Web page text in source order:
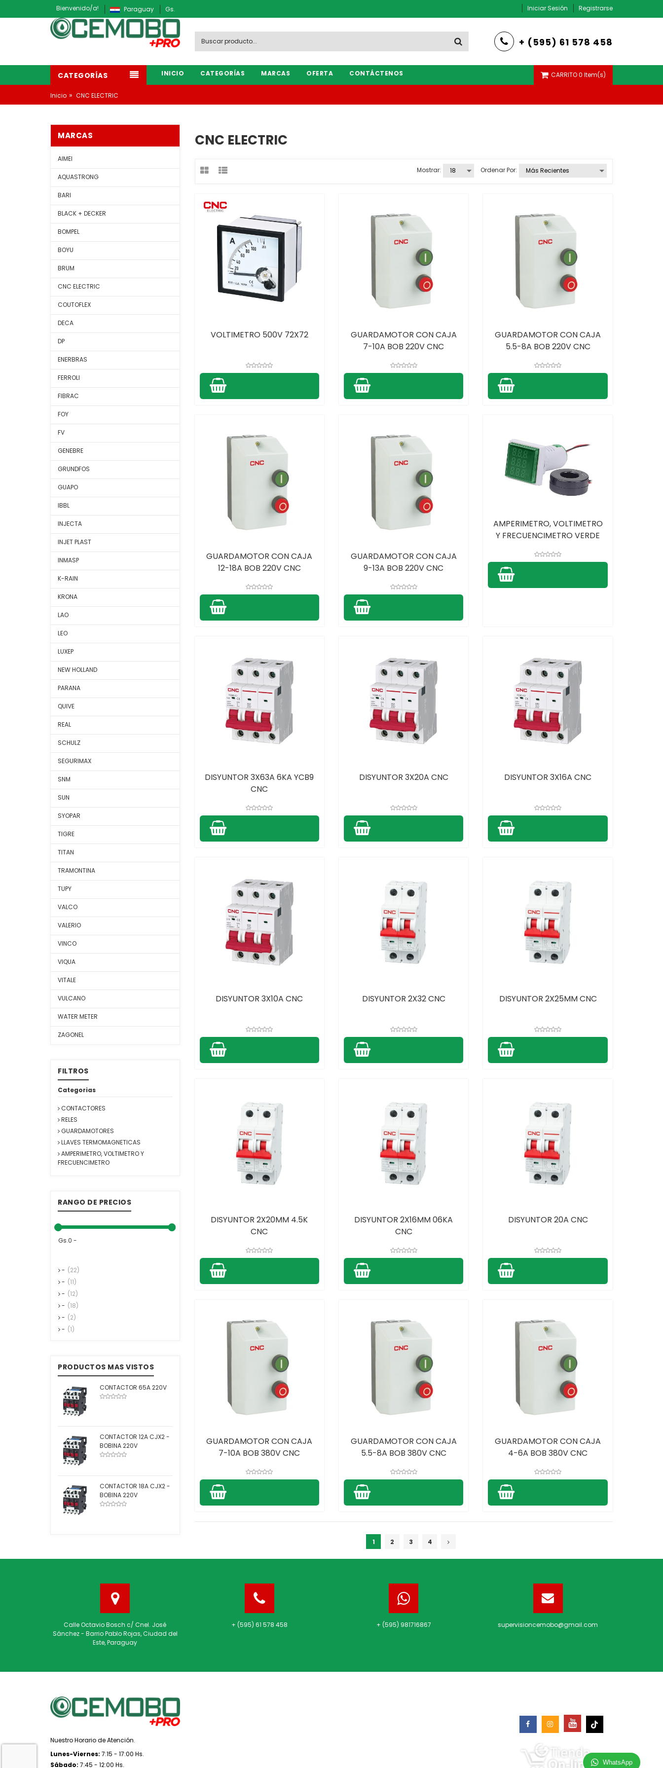
Bienvenido/a! Paraguay Gs. Iniciar Sesión Registrarse
+ (595) 61 578 458
CATEGORÍAS INICIO CATEGORÍAS MARCAS OFERTA CONTÁCTENOS CARRITO0 Item(s)
Inicio » CNC ELECTRIC
CNC ELECTRIC
Mostrar: Ordenar Por:
VOLTIMETRO 500V 72X72
GUARDAMOTOR CON CAJA
7-10A BOB 220V CNC
GUARDAMOTOR CON CAJA
5.5-8A BOB 220V CNC
GUARDAMOTOR CON CAJA
12-18A BOB 220V CNC
GUARDAMOTOR CON CAJA
9-13A BOB 220V CNC
AMPERIMETRO, VOLTIMETRO
Y FRECUENCIMETRO VERDE
DISYUNTOR 3X63A 6KA YCB9
CNC
DISYUNTOR 3X20A CNC DISYUNTOR 3X16A CNC
DISYUNTOR 3X10A CNC DISYUNTOR 2X32 CNC DISYUNTOR 2X25MM CNC
DISYUNTOR 2X20MM 4.5K
CNC
DISYUNTOR 2X16MM 06KA
CNC
DISYUNTOR 20A CNC
GUARDAMOTOR CON CAJA
7-10A BOB 380V CNC
GUARDAMOTOR CON CAJA
5.5-8A BOB 380V CNC
GUARDAMOTOR CON CAJA
4-6A BOB 380V CNC
1 2 3 4
MARCAS
AIMEI
AQUASTRONG
BARI
BLACK + DECKER
BOMPEL
BOYU
BRUM
CNC ELECTRIC
COUTOFLEX
DECA
DP
ENERBRAS
FERROLI
FIBRAC
FOY
FV
GENEBRE
GRUNDFOS
GUAPO
IBBL
INJECTA
INJET PLAST
INMASP
K-RAIN
KRONA
LAO
LEO
LUXEP
NEW HOLLAND
PARANA
QUIVE
REAL
SCHULZ
SEGURIMAX
SNM
SUN
SYOPAR
TIGRE
TITAN
TRAMONTINA
TUPY
VALCO
VALERIO
VINCO
VIQUA
VITALE
VULCANO
WATER METER
ZAGONEL
FILTROS
Categorias
CONTACTORES
RELES
GUARDAMOTORES
LLAVES TERMOMAGNETICAS
AMPERIMETRO, VOLTIMETRO Y
FRECUENCIMETRO
RANGO DE PRECIOS
Gs.0 -
- (22)
- (11)
- (12)
- (18)
- (2)
- (1)
PRODUCTOS MAS VISTOS
CONTACTOR 65A 220V
CONTACTOR 12A CJX2 -
BOBINA 220V
CONTACTOR 18A CJX2 -
BOBINA 220V
Calle Octavio Bosch c/ Cnel. José
Sánchez - Barrio Pablo Rojas, Ciudad del
Este, Paraguay
+ (595) 61 578 458 + (595) 981716867 supervisioncemobo@gmail.com
Nuestro Horario de Atención.
Lunes-Viernes: 7:15 - 17:00 Hs.
Sábado: 7:45 - 12:00 Hs. WhatsApp